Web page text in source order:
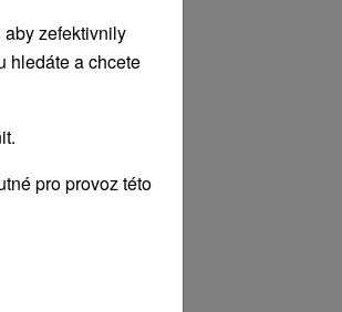
zefektivnily
hledáte a chcete
pro provoz této